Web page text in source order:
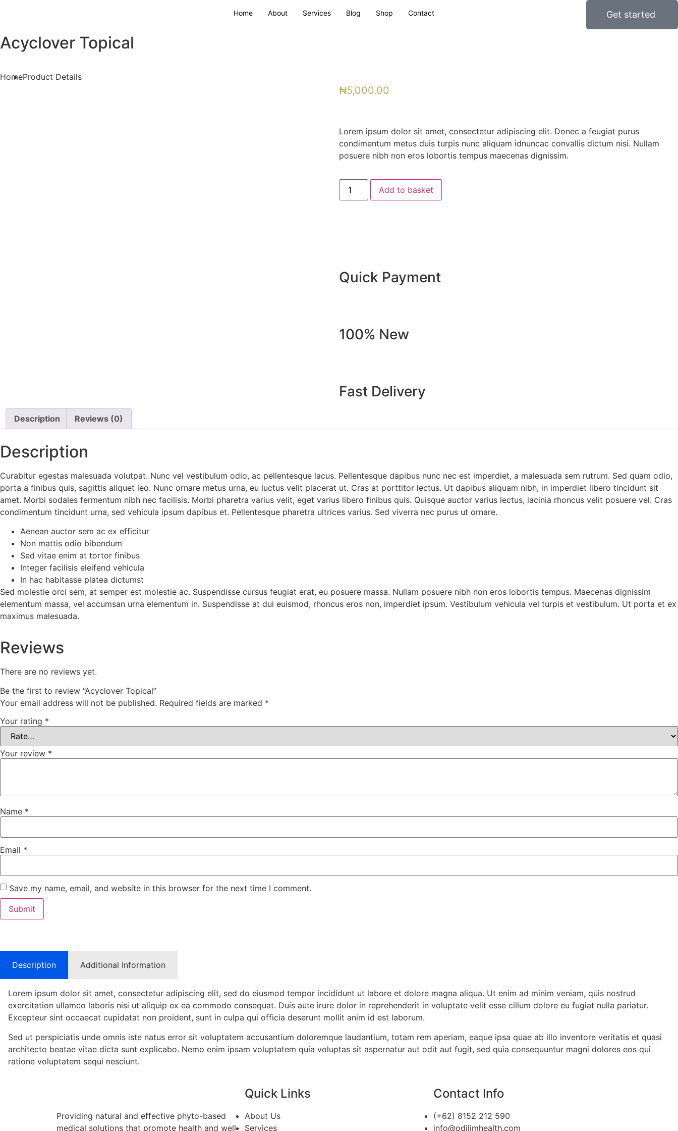
Home About Services Blog Shop Contact Get started
Acyclover Topical
HomeProduct Details
₦5,000.00
Lorem ipsum dolor sit amet, consectetur adipiscing elit. Donec a feugiat purus
condimentum metus duis turpis nunc aliquam idnuncac convallis dictum nisi. Nullam
posuere nibh non eros lobortis tempus maecenas dignissim.
Add to basket
Quick Payment
100% New
Fast Delivery
Description Reviews (0)
Description
Curabitur egestas malesuada volutpat. Nunc vel vestibulum odio, ac pellentesque lacus. Pellentesque dapibus nunc nec est imperdiet, a malesuada sem rutrum. Sed quam odio,
porta a finibus quis, sagittis aliquet leo. Nunc ornare metus urna, eu luctus velit placerat ut. Cras at porttitor lectus. Ut dapibus aliquam nibh, in imperdiet libero tincidunt sit
amet. Morbi sodales fermentum nibh nec facilisis. Morbi pharetra varius velit, eget varius libero finibus quis. Quisque auctor varius lectus, lacinia rhoncus velit posuere vel. Cras
condimentum tincidunt urna, sed vehicula ipsum dapibus et. Pellentesque pharetra ultrices varius. Sed viverra nec purus ut ornare.
Aenean auctor sem ac ex efficitur
Non mattis odio bibendum
Sed vitae enim at tortor finibus
Integer facilisis eleifend vehicula
In hac habitasse platea dictumst
Sed molestie orci sem, at semper est molestie ac. Suspendisse cursus feugiat erat, eu posuere massa. Nullam posuere nibh non eros lobortis tempus. Maecenas dignissim
elementum massa, vel accumsan urna elementum in. Suspendisse at dui euismod, rhoncus eros non, imperdiet ipsum. Vestibulum vehicula vel turpis et vestibulum. Ut porta et ex
maximus malesuada.
Reviews
There are no reviews yet.
Be the first to review “Acyclover Topical”
Your email address will not be published. Required fields are marked *
Your rating *
Your review *
Name *
Email *
Save my name, email, and website in this browser for the next time I comment.
Description Additional Information
Lorem ipsum dolor sit amet, consectetur adipiscing elit, sed do eiusmod tempor incididunt ut labore et dolore magna aliqua. Ut enim ad minim veniam, quis nostrud
exercitation ullamco laboris nisi ut aliquip ex ea commodo consequat. Duis aute irure dolor in reprehenderit in voluptate velit esse cillum dolore eu fugiat nulla pariatur.
Excepteur sint occaecat cupidatat non proident, sunt in culpa qui officia deserunt mollit anim id est laborum.
Sed ut perspiciatis unde omnis iste natus error sit voluptatem accusantium doloremque laudantium, totam rem aperiam, eaque ipsa quae ab illo inventore veritatis et quasi
architecto beatae vitae dicta sunt explicabo. Nemo enim ipsam voluptatem quia voluptas sit aspernatur aut odit aut fugit, sed quia consequuntur magni dolores eos qui
ratione voluptatem sequi nesciunt.
Providing natural and effective phyto-based
medical solutions that promote health and well-
Quick Links
About Us
Services
Contact Info
(+62) 8152 212 590
info@odilimhealth.com